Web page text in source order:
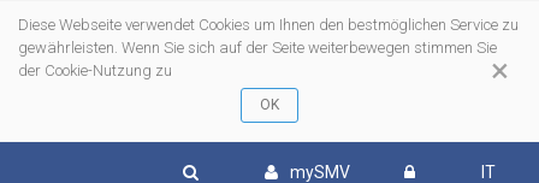
×
Diese Webseite verwendet Cookies um Ihnen den bestmöglichen Service zu
gewährleisten. Wenn Sie sich auf der Seite weiterbewegen stimmen Sie
der Cookie-Nutzung zu
mySMV IT